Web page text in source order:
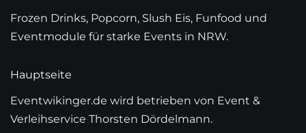
Frozen Drinks, Popcorn, Slush Eis, Funfood und
Eventmodule für starke Events in NRW.
Hauptseite
Eventwikinger.de wird betrieben von Event &
Verleihservice Thorsten Dördelmann.